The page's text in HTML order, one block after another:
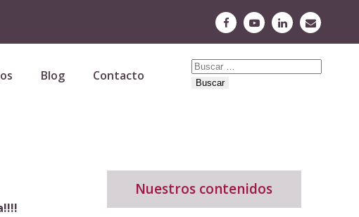
Blog Contacto
Buscar:
Nuestros contenidos